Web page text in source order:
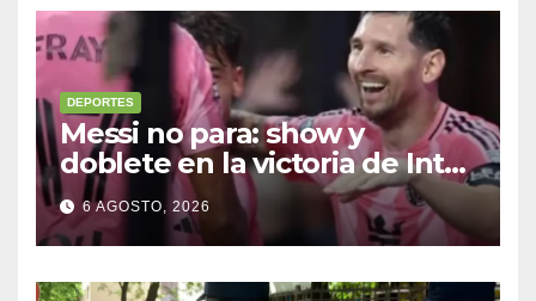
DEPORTES
Messi no para: show y
doblete en la victoria de Inter
Miami
6 AGOSTO, 2026